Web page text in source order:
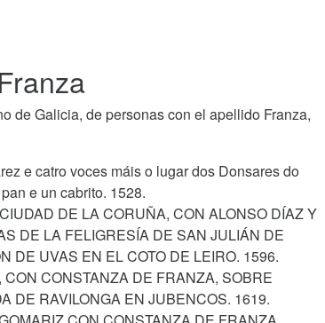
de Galicia, de personas con el apellido Franza,
e catro voces máis o lugar dos Donsares do
e un cabrito. 1528.
DE LA CORUÑA, CON ALONSO DÍAZ Y
DE LA FELIGRESÍA DE SAN JULIÁN DE
DE UVAS EN EL COTO DE LEIRO. 1596.
CONSTANZA DE FRANZA, SOBRE
DE RAVILONGA EN JUBENCOS. 1619.